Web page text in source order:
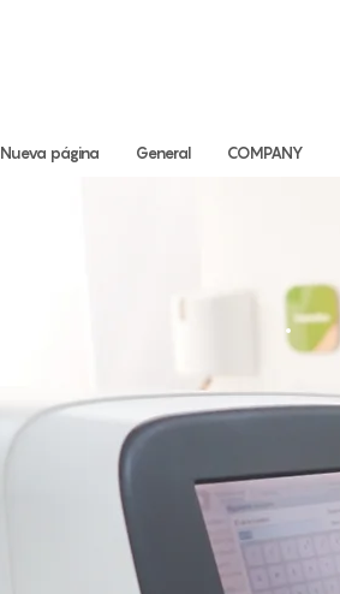
Nueva página General COMPANY